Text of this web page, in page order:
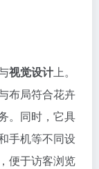
视觉设计上。
布局符合花卉
。同时，它具
手机等不同设
，便于访客浏览